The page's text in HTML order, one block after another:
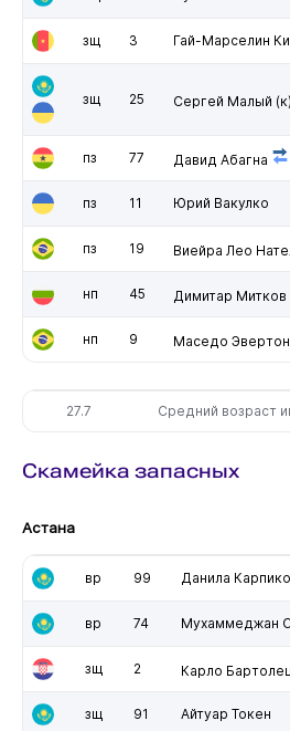
зщ 3 Гай-Марселин
зщ 25 Сергей Малый (к)
пз 77 Давид Абагна
пз 11 Юрий Вакулко
пз 19 Виейра Лео
нп 45 Димитар Митков
нп 9 Маседо
27.7 Средний возраст
Скамейка запасных
Астана
вр 99 Данила
вр 74 Мухаммеджан
зщ 2 Карло Бартолец
зщ 91 Айтуар Токен